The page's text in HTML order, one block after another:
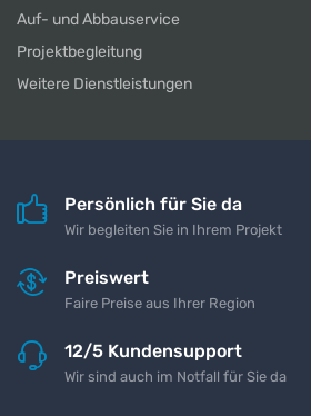
Auf- und Abbauservice
Projektbegleitung
Weitere Dienstleistungen
Persönlich für Sie da
Wir begleiten Sie in Ihrem Projekt
Preiswert
Faire Preise aus Ihrer Region
12/5 Kundensupport
Wir sind auch im Notfall für Sie da